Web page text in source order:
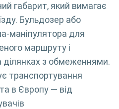
габарит, який вимагає
Бульдозер або
маніпулятора для
маршруту і
ділянках з обмеженнями.
транспортування
та в Європу — від